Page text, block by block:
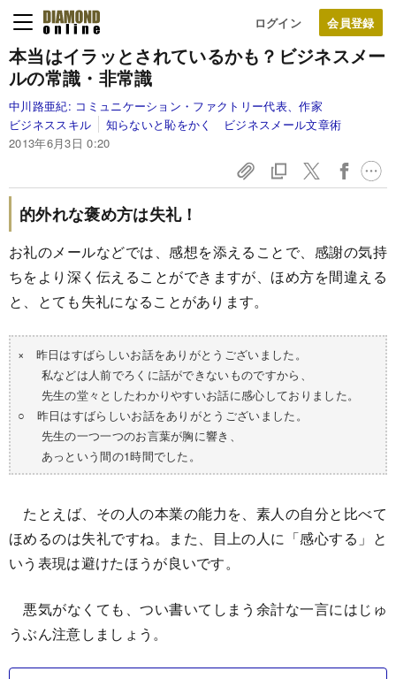
ログイン
本当はイラッとされているかも？ ビジネスメー
ルの常識・非常識
中川路亜紀: コミュニケーション・ファクトリー代表、作家
ビジネススキル
知らないと恥をかく ビジネスメール文章術
2013年6月3日 0:20
的外れな褒め方は失礼！
お礼のメールなどでは、感想を添えることで、感謝の気持
ちをより深く伝えることができますが、ほめ方を間違える
と、とても失礼になることがあります。
× 昨日はすばらしいお話をありがとうございました。
私などは人前でろくに話ができないものですから、
先生の堂々としたわかりやすいお話に感心しておりました。
○ 昨日はすばらしいお話をありがとうございました。
先生の一つ一つのお言葉が胸に響き、
あっという間の1時間でした。
たとえば、その人の本業の能力を、素人の自分と比べて
ほめるのは失礼ですね。また、目上の人に「感心する」と
いう表現は避けたほうが良いです。
悪気がなくても、つい書いてしまう余計な一言にはじゅ
うぶん注意しましょう。